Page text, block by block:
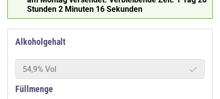
Stunden 2 Minuten 15 Sekunden
Alkoholgehalt
54,9% Vol
Füllmenge